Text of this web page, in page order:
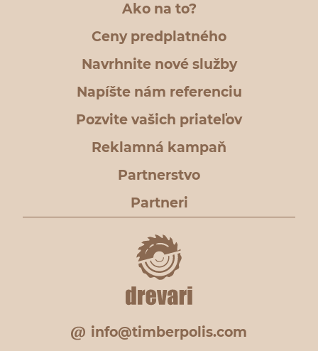
Ako na to?
Ceny predplatného
Navrhnite nové služby
Napíšte nám referenciu
Pozvite vašich priateľov
Reklamná kampaň
Partnerstvo
Partneri
info@timberpolis.com